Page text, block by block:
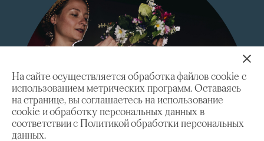
На сайте осуществляется обработка файлов cookie с
использованием метрических программ. Оставаясь
на странице, вы соглашаетесь на использование
cookie и обработку персональных данных в
соответствии с Политикой обработки персональных
данных.